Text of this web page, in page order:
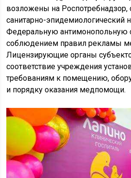
возложены на
санитарно-эпидемиологический
Федеральную антимонопольную
соблюдением правил рекламы
Лицензирующие органы
соответствие учреждения
требованиям к помещению,
и порядку оказания медпомощи.